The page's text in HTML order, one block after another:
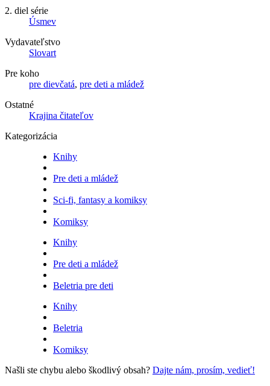
2. diel série
Úsmev
Vydavateľstvo
Slovart
Pre koho
pre dievčatá, pre deti a mládež
Ostatné
Krajina čitateľov
Kategorizácia
Knihy
Pre deti a mládež
Sci-fi, fantasy a komiksy
Komiksy
Knihy
Pre deti a mládež
Beletria pre deti
Knihy
Beletria
Komiksy
Našli ste chybu alebo škodlivý obsah? Dajte nám, prosím, vedieť!